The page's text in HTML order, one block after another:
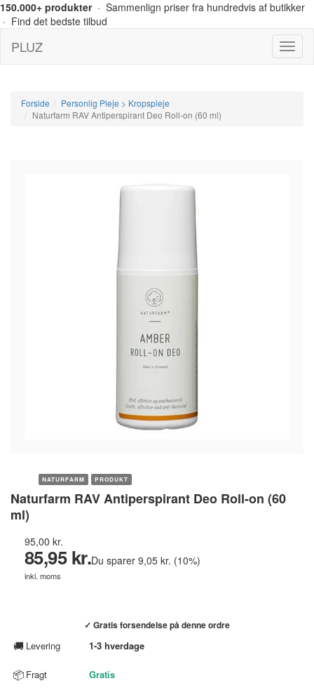
150.000+ produkter· Sammenlign priser fra hundredvis af butikker
· Find det bedste tilbud
Menu
PLUZ
Forside
Personlig Pleje > Kropspleje
Naturfarm RAV Antiperspirant Deo Roll-on (60 ml)
NATURFARM PRODUKT
Naturfarm RAV Antiperspirant Deo Roll-on (60
ml)
95,00 kr.
85,95 kr.Du sparer 9,05 kr. (10%)
inkl. moms
✓ Gratis forsendelse på denne ordre
🚚 Levering 1-3 hverdage
📦 Fragt Gratis